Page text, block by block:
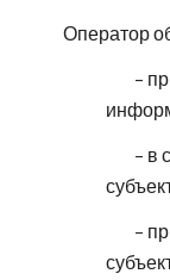
Оператор
–
– в
–